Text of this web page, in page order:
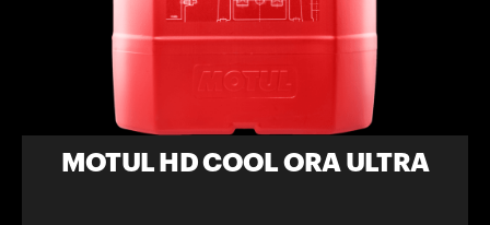
MOTUL HD COOL ORA ULTRA